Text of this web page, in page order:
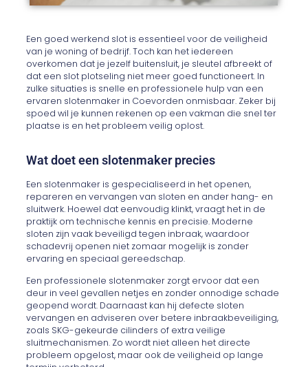
Een goed werkend slot is essentieel voor de veiligheid
van je woning of bedrijf. Toch kan het iedereen
overkomen dat je jezelf buitensluit, je sleutel afbreekt of
dat een slot plotseling niet meer goed functioneert. In
zulke situaties is snelle en professionele hulp van een
ervaren slotenmaker in Coevorden onmisbaar. Zeker bij
spoed wil je kunnen rekenen op een vakman die snel ter
plaatse is en het probleem veilig oplost.
Wat doet een slotenmaker precies
Een slotenmaker is gespecialiseerd in het openen,
repareren en vervangen van sloten en ander hang- en
sluitwerk. Hoewel dat eenvoudig klinkt, vraagt het in de
praktijk om technische kennis en precisie. Moderne
sloten zijn vaak beveiligd tegen inbraak, waardoor
schadevrij openen niet zomaar mogelijk is zonder
ervaring en speciaal gereedschap.
Een professionele slotenmaker zorgt ervoor dat een
deur in veel gevallen netjes en zonder onnodige schade
geopend wordt. Daarnaast kan hij defecte sloten
vervangen en adviseren over betere inbraakbeveiliging,
zoals SKG-gekeurde cilinders of extra veilige
sluitmechanismen. Zo wordt niet alleen het directe
probleem opgelost, maar ook de veiligheid op lange